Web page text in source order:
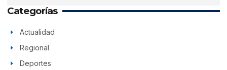
Categorías
Actualidad
Regional
Deportes